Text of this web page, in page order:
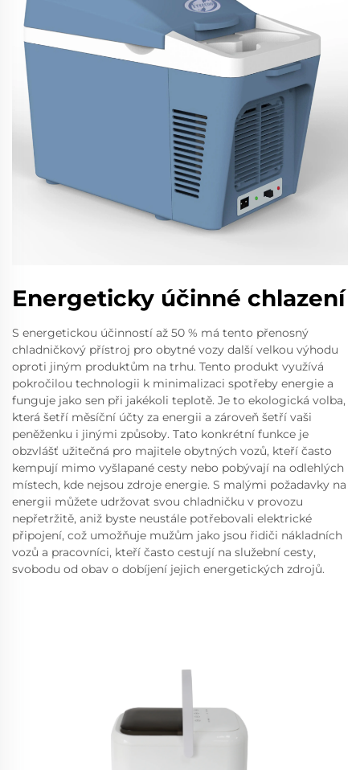
Energeticky účinné chlazení
S energetickou účinností až 50 % má tento přenosný
chladničkový přístroj pro obytné vozy další velkou výhodu
oproti jiným produktům na trhu. Tento produkt využívá
pokročilou technologii k minimalizaci spotřeby energie a
funguje jako sen při jakékoli teplotě. Je to ekologická volba,
která šetří měsíční účty za energii a zároveň šetří vaši
peněženku i jinými způsoby. Tato konkrétní funkce je
obzvlášť užitečná pro majitele obytných vozů, kteří často
kempují mimo vyšlapané cesty nebo pobývají na odlehlých
místech, kde nejsou zdroje energie. S malými požadavky na
energii můžete udržovat svou chladničku v provozu
nepřetržitě, aniž byste neustále potřebovali elektrické
připojení, což umožňuje mužům jako jsou řidiči nákladních
vozů a pracovníci, kteří často cestují na služební cesty,
svobodu od obav o dobíjení jejich energetických zdrojů.